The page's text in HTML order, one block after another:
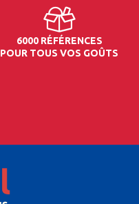
6000 RÉFÉRENCES
POUR TOUS VOS GOÛTS